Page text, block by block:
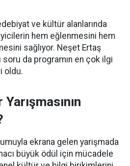
ve kültür alanlarında
hem eğlenmesini hem
sağlıyor. Neşet Ertaş
soru da programın en çok ilgi
oldu.
ekrana gelen yarışmada
büyük ödül için mücadele